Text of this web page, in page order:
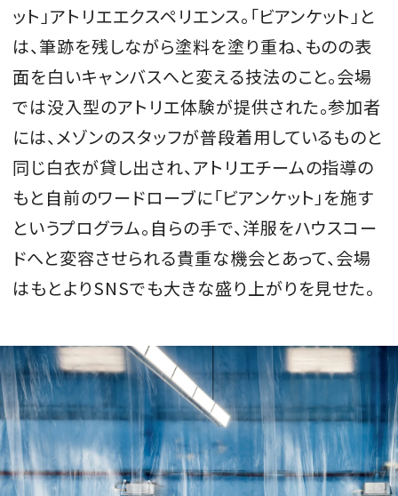
ット」アトリエエクスペリエンス。「ビアンケット」と
は、筆跡を残しながら塗料を塗り重ね、ものの表
面を白いキャンバスへと変える技法のこと。会場
では没入型のアトリエ体験が提供された。参加者
には、メゾンのスタッフが普段着用しているものと
同じ白衣が貸し出され、アトリエチームの指導の
もと自前のワードローブに「ビアンケット」を施す
というプログラム。自らの手で、洋服をハウスコー
ドへと変容させられる貴重な機会とあって、会場
はもとよりSNSでも大きな盛り上がりを見せた。